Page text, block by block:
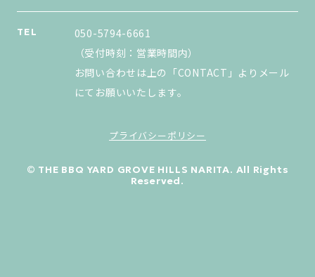
TEL
050-5794-6661
（受付時刻：営業時間内）
お問い合わせは上の「CONTACT」よりメール
にてお願いいたします。
プライバシーポリシー
© THE BBQ YARD GROVE HILLS NARITA. All Rights
Reserved.